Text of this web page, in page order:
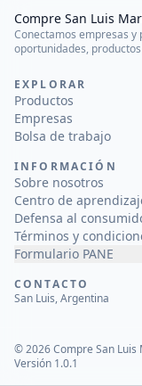
Compre San Luis
Conectamos empresas y
oportunidades,
EXPLORAR
Productos
Empresas
Bolsa de trabajo
INFORMACIÓN
Sobre nosotros
Centro de
Defensa al
Términos y
Formulario PANE
CONTACTO
San Luis, Argentina
©2026Compre San Luis
Versión 1.0.1